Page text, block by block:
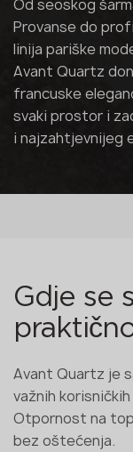
Od seoskog
Provanse do
linija pariške
Avant Quartz
francuske
svaki prostor i
i najzahtjevnijeg
Gdje se
Avant Quartz je
važnih
Otpornost na
bez oštećenja.